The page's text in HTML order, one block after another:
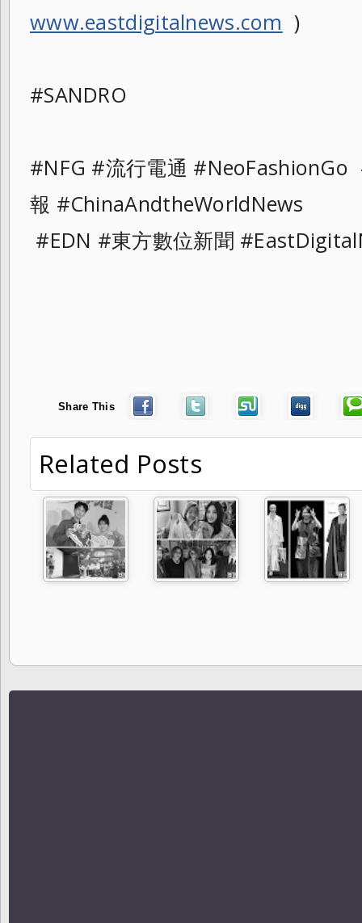
www.eastdigitalnews.com )
#SANDRO
#NFG #流行電通 #NeoFashionGo
報 #ChinaAndtheWorldNews
#EDN #東方數位新聞
Share This
Related Posts